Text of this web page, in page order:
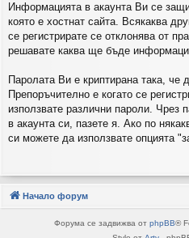
Информацията в акаунта Ви се
която е хостнат сайта. Всякаква
се регистрирате се отклонява от
решавате каква ще бъде
Паролата Ви е криптирана така, че
Препоръчително е когато се
използвате различни пароли. Чрез
в акаунта си, пазете я. Ако по
си можете да използвате опцията
Начало форум
Форума се задвижва от phpBB®